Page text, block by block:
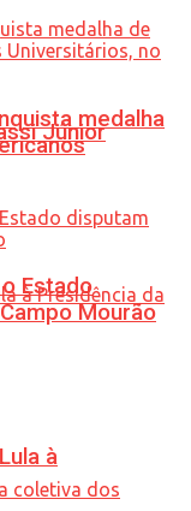
Júnior
à
medalha
Estado
Mourão